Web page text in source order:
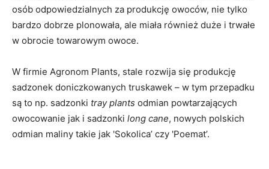
osób odpowiedzialnych za produkcję owoców, nie tylko
bardzo dobrze plonowała, ale miała również duże i trwałe
w obrocie towarowym owoce.
W firmie Agronom Plants, stale rozwija się produkcję
sadzonek doniczkowanych truskawek – w tym przepadku
są to np. sadzonki tray plants odmian powtarzających
owocowanie jak i sadzonki long cane, nowych polskich
odmian maliny takie jak 'Sokolica’ czy 'Poemat’.